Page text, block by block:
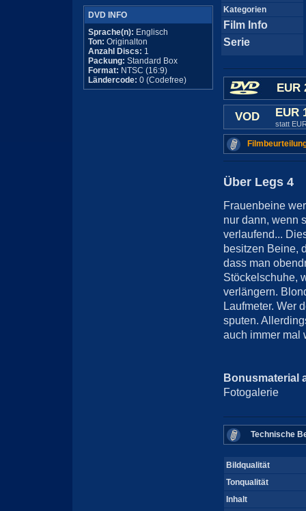
DVD INFO
Sprache(n): Englisch
Ton: Originalton
Anzahl Discs: 1
Packung: Standard Box
Format: NTSC (16:9)
Ländercode: 0 (Codefree)
Kategorien
Film Info
Serie
EUR
VOD EUR
statt
Über Legs 4
Frauenbeine
nur dann, wenn
verlaufend...
besitzen Beine,
dass man
Stöckelschuhe,
verlängern.
Laufmeter. Wer
sputen.
auch immer mal
Bonusmaterial
Fotogalerie
Technische
Bildqualität
Tonqualität
Inhalt